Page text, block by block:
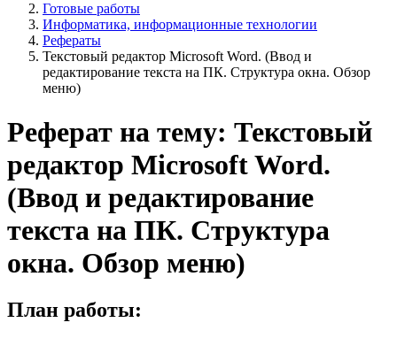
Готовые работы
Информатика, информационные технологии
Рефераты
Текстовый редактор Microsoft Word. (Ввод и
редактирование текста на ПК. Структура окна. Обзор
меню)
Реферат на тему: Текстовый
редактор Microsoft Word.
(Ввод и редактирование
текста на ПК. Структура
окна. Обзор меню)
План работы: